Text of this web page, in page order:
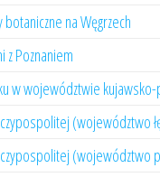
na Węgrzech
z Poznaniem
w województwie
(województwo
(województwo